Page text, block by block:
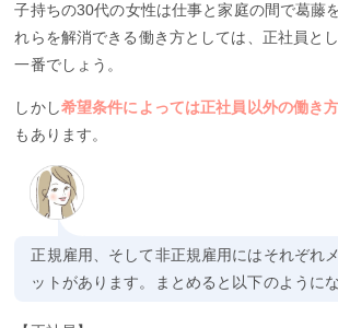
子持ちの30代の女性は仕事と家庭の間で葛藤
れらを解消できる働き方としては、正社員と
一番でしょう。
しかし希望条件によっては正社員以外の働き
もあります。
正規雇用、そして非正規雇用にはそれぞれ
ットがあります。まとめると以下のようにな